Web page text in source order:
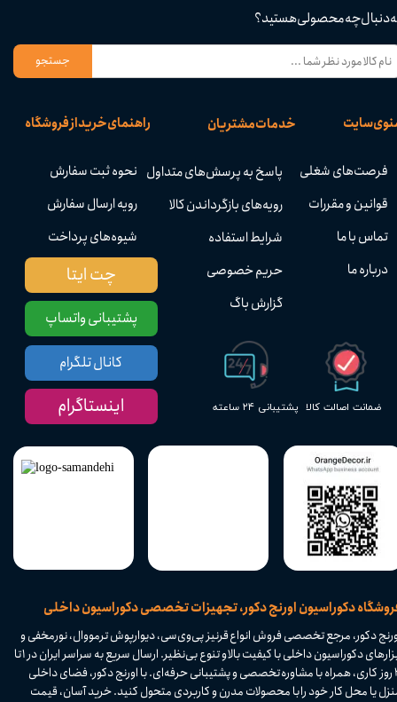
دکوراسیون اورنج دکور، تجهیزات تخصصی دکوراسیون داخلی
پشتیبانی ۲۴ ساعته ضمانت اصالت کالا
راهنمای خرید از فروشگاه
نحوه ثبت سفارش
رویه ارسال سفارش
شیوه‌های پرداخت
خدمات مشتریان
پاسخ به پرسش‌های متداول
رویه‌های بازگرداندن کالا
شرایط استفاده
حریم خصوصی
گزارش باگ
سایت
فرصت‌های شغلی
قوانین و مقررات
تماس با ما
درباره ما
دنبال چه محصولی هستید؟
جستجو
دکور، مرجع تخصصی فروش انواع قرنیز پی‌وی‌سی، دیوارپوش ترمووال، نورمخفی و
ابزارهای دکوراسیون داخلی با کیفیت بالا و تنوع بی‌نظیر. ارسال سریع به سراسر ایران در ۱ تا
۴ روز کاری، همراه با مشاوره تخصصی و پشتیبانی حرفه‌ای. با اورنج دکور، فضای داخلی
یا محل کار خود را با محصولات مدرن و کاربردی متحول کنید. خرید آسان، قیمت
پشتیبانی واتساپ
چت ایتا
کانال تلگرام
اینستاگرام